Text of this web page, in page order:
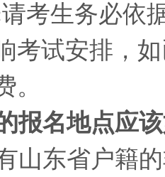
请考生务必依
考试安排，
。
报名地点应
山东省户籍